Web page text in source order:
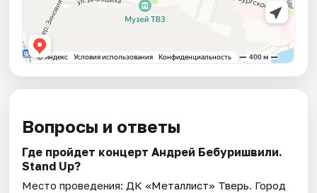
Вопросы и ответы
Где пройдет концерт Андрей Бебуришвили.
Stand Up?
Место проведения: ДК «Металлист» Тверь. Город